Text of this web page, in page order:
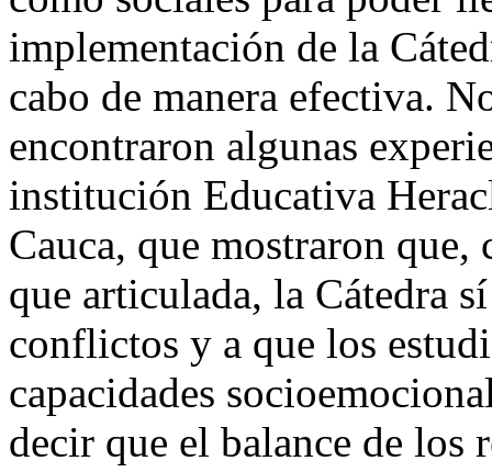
implementación de la
cabo de manera efectiva.
encontraron algunas
institución Educativa
Cauca, que mostraron que,
que articulada, la Cátedra
conflictos y a que los
capacidades
decir que el balance de los